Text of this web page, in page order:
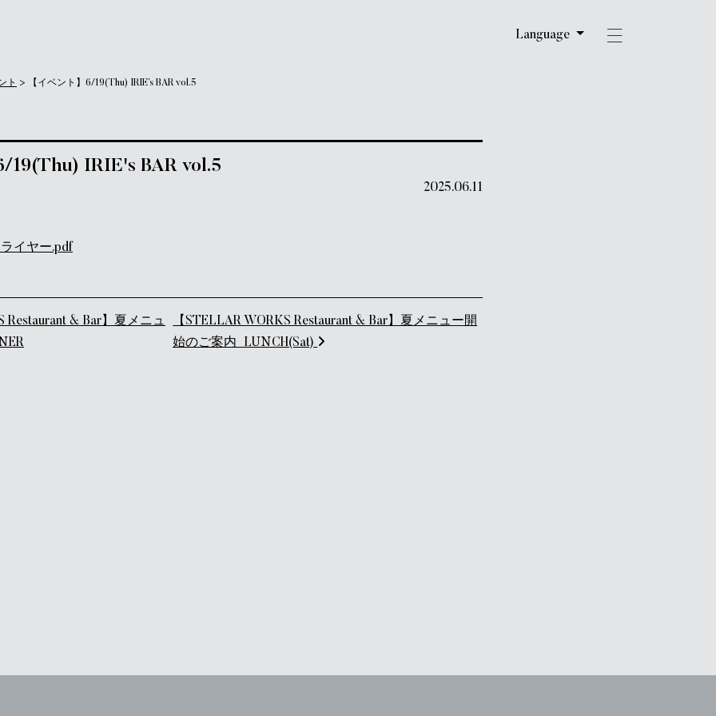
Language
ト > 【イベント】6/19(Thu) IRIE’s BAR vol.5
19(Thu) IRIE's BAR vol.5
2025.06.11
イヤー.pdf
ション
Restaurant & Bar】夏メニュ
【STELLAR WORKS Restaurant & Bar】夏メニュー開
始のご案内_LUNCH(Sat)